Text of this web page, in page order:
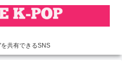
を共有できるSNS